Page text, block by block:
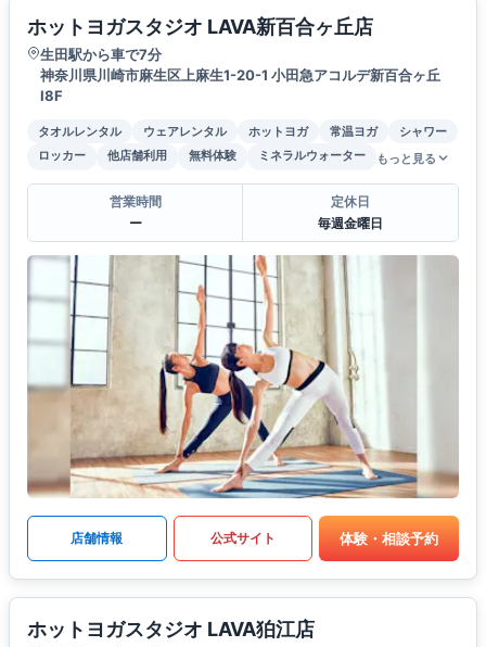
ホットヨガスタジオ LAVA新百合ヶ丘店
生田駅から車で7分
神奈川県川崎市麻生区上麻生1-20-1 小田急アコルデ新百合ヶ丘
Ⅰ8F
タオルレンタル ウェアレンタル ホットヨガ 常温ヨガ
シャワー
ロッカー
他店舗利用 無料体験 ミネラルウォーター もっと見る
営業時間
ー
定休日
毎週金曜日
店舗情報 公式サイト 体験・相談予約
ホットヨガスタジオ LAVA狛江店